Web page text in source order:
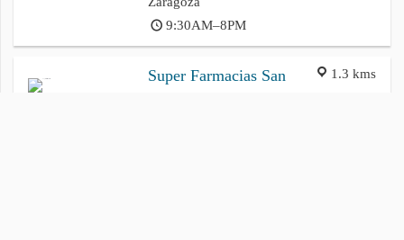
9:30AM–8PM
1.3 kms
Super Farmacias San